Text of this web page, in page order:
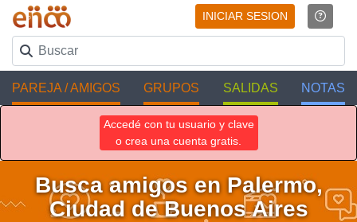
INICIAR SESION
PAREJA / AMIGOS GRUPOS SALIDAS NOTAS
Accedé con tu usuario y clave
o crea una cuenta gratis.
Busca amigos en Palermo,
Ciudad de Buenos Aires